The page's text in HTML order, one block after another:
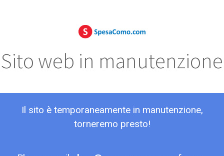
Sito web in manutenzione
Il sito è temporaneamente in manutenzione,
torneremo presto!